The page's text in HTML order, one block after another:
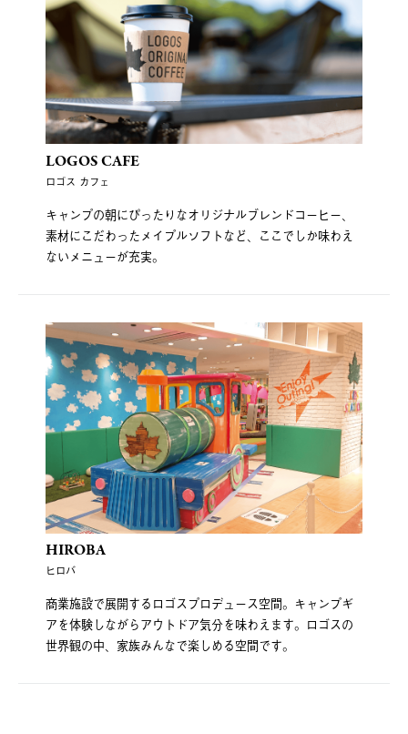
LOGOS CAFE
ロゴス カフェ
キャンプの朝にぴったりなオリジナルブレンドコーヒー、
素材にこだわったメイプルソフトなど、ここでしか味わえ
ないメニューが充実。
HIROBA
ヒロバ
商業施設で展開するロゴスプロデュース空間。キャンプギ
アを体験しながらアウトドア気分を味わえます。ロゴスの
世界観の中、家族みんなで楽しめる空間です。